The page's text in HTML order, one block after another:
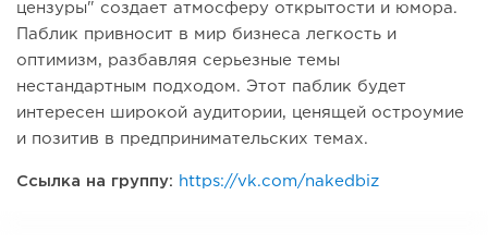
цензуры" создает атмосферу открытости и юмора.
Паблик привносит в мир бизнеса легкость и
оптимизм, разбавляя серьезные темы
нестандартным подходом. Этот паблик будет
интересен широкой аудитории, ценящей остроумие
и позитив в предпринимательских темах.
Ссылка на группу: https://vk.com/nakedbiz